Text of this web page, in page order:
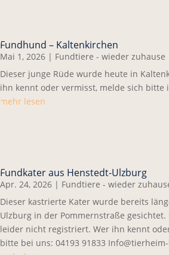
Fundhund – Kaltenkirchen
Mai 1, 2026 | Fundtiere - wieder zuhause
Dieser junge Rüde wurde heute in
ihn kennt oder vermisst, melde sich bitte
mehr lesen
Fundkater aus Henstedt-Ulzburg
Apr. 24, 2026 | Fundtiere - wieder
Dieser kastrierte Kater wurde bereits
Ulzburg in der Pommernstraße
leider nicht registriert. Wer ihn kennt
bitte bei uns: 04193 91833